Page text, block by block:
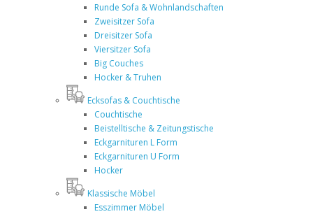
Runde Sofa & Wohnlandschaften
Zweisitzer Sofa
Dreisitzer Sofa
Viersitzer Sofa
Big Couches
Hocker & Truhen
Ecksofas & Couchtische
Couchtische
Beistelltische & Zeitungstische
Eckgarnituren L Form
Eckgarnituren U Form
Hocker
Klassische Möbel
Esszimmer Möbel